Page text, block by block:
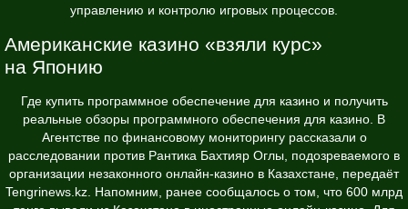
управлению и контролю игровых процессов.
Американские казино «взяли курс»
на Японию
Где купить программное обеспечение для казино и получить
реальные обзоры программного обеспечения для казино. В
Агентстве по финансовому мониторингу рассказали о
расследовании против Рантика Бахтияр Оглы, подозреваемого в
организации незаконного онлайн-казино в Казахстане, передаёт
Tengrinews.kz. Напомним, ранее сообщалось о том, что 600 млрд